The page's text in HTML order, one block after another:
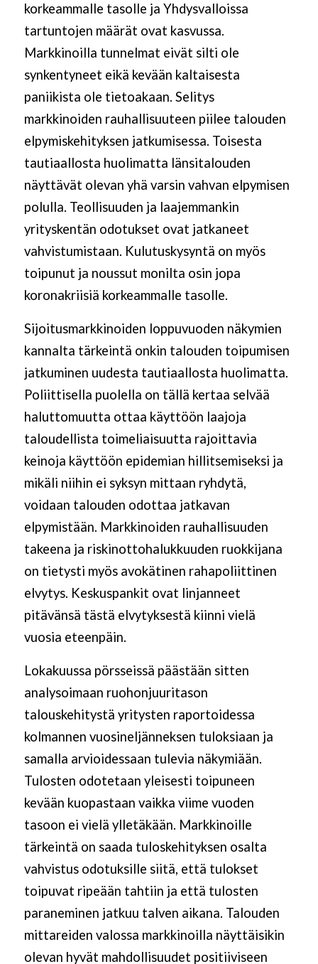
korkeammalle tasolle ja Yhdysvalloissa
tartuntojen määrät ovat kasvussa.
Markkinoilla tunnelmat eivät silti ole
synkentyneet eikä kevään kaltaisesta
paniikista ole tietoakaan. Selitys
markkinoiden rauhallisuuteen piilee talouden
elpymiskehityksen jatkumisessa. Toisesta
tautiaallosta huolimatta länsitalouden
näyttävät olevan yhä varsin vahvan elpymisen
polulla. Teollisuuden ja laajemmankin
yrityskentän odotukset ovat jatkaneet
vahvistumistaan. Kulutuskysyntä on myös
toipunut ja noussut monilta osin jopa
koronakriisiä korkeammalle tasolle.
Sijoitusmarkkinoiden loppuvuoden näkymien
kannalta tärkeintä onkin talouden toipumisen
jatkuminen uudesta tautiaallosta huolimatta.
Poliittisella puolella on tällä kertaa selvää
haluttomuutta ottaa käyttöön laajoja
taloudellista toimeliaisuutta rajoittavia
keinoja käyttöön epidemian hillitsemiseksi ja
mikäli niihin ei syksyn mittaan ryhdytä,
voidaan talouden odottaa jatkavan
elpymistään. Markkinoiden rauhallisuuden
takeena ja riskinottohalukkuuden ruokkijana
on tietysti myös avokätinen rahapoliittinen
elvytys. Keskuspankit ovat linjanneet
pitävänsä tästä elvytyksestä kiinni vielä
vuosia eteenpäin.
Lokakuussa pörsseissä päästään sitten
analysoimaan ruohonjuuritason
talouskehitystä yritysten raportoidessa
kolmannen vuosineljänneksen tuloksiaan ja
samalla arvioidessaan tulevia näkymiään.
Tulosten odotetaan yleisesti toipuneen
kevään kuopastaan vaikka viime vuoden
tasoon ei vielä ylletäkään. Markkinoille
tärkeintä on saada tuloskehityksen osalta
vahvistus odotuksille siitä, että tulokset
toipuvat ripeään tahtiin ja että tulosten
paraneminen jatkuu talven aikana. Talouden
mittareiden valossa markkinoilla näyttäisikin
olevan hyvät mahdollisuudet positiiviseen